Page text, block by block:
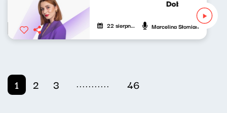
Dobrze
22 sierpnia 2025 Marcelina Słomian
1 2 3 ........... 46